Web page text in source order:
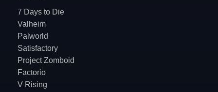
7 Days to Die
Valheim
Palworld
Satisfactory
Project Zomboid
Factorio
V Rising